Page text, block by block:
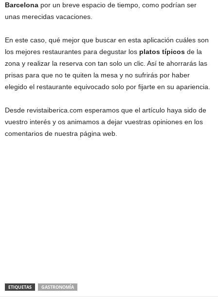
Barcelona por un breve espacio de tiempo, como podrían ser
unas merecidas vacaciones.
En este caso, qué mejor que buscar en esta aplicación cuáles son
los mejores restaurantes para degustar los platos típicos de la
zona y realizar la reserva con tan solo un clic. Así te ahorrarás las
prisas para que no te quiten la mesa y no sufrirás por haber
elegido el restaurante equivocado solo por fijarte en su apariencia.
Desde revistaiberica.com esperamos que el artículo haya sido de
vuestro interés y os animamos a dejar vuestras opiniones en los
comentarios de nuestra página web.
ETIQUETAS GASTRONOMÍA